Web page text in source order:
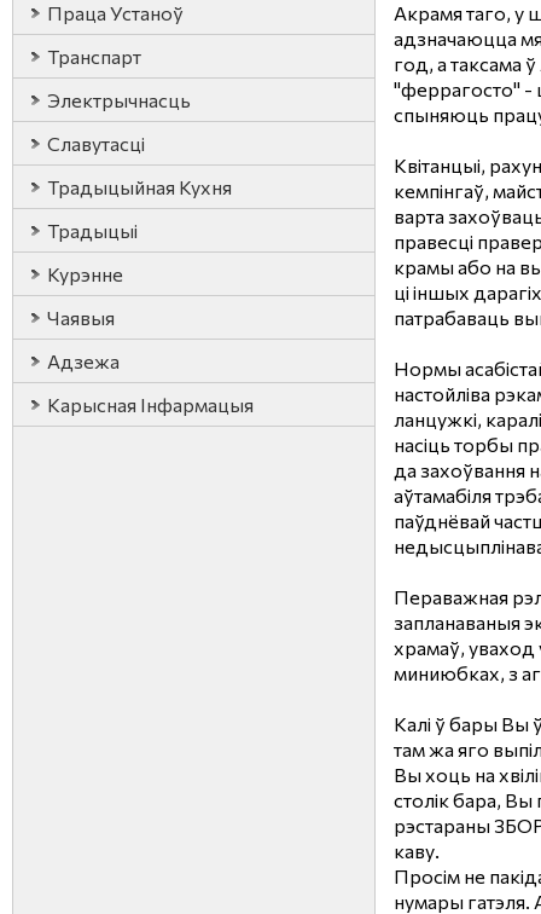
Праца Устаноў
Транспарт
Электрычнасць
Славутасці
Традыцыйная Кухня
Традыцыі
Курэнне
Чаявыя
Адзежа
Карысная Iнфармацыя
Акрамя таго, у
адзначаюцца
год, а таксама ў
"феррагосто" -
спыняюць
Квітанцыі,
кемпінгаў,
варта
правесці
крамы або на
ці іншых
патрабаваць
Нормы
настойліва
ланцужкі,
насіць торбы
да захоўвання
аўтамабіля
паўднёвай
Пераважная
запланаваныя
храмаў, уваход
миниюбках, з
Калі ў бары Вы
там жа яго
Вы хоць на
столік бара, Вы
рэстараны
каву.
Просім не
нумары гатэля.